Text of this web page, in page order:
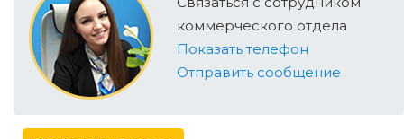
коммерческого отдела
Показать телефон
Отправить сообщение